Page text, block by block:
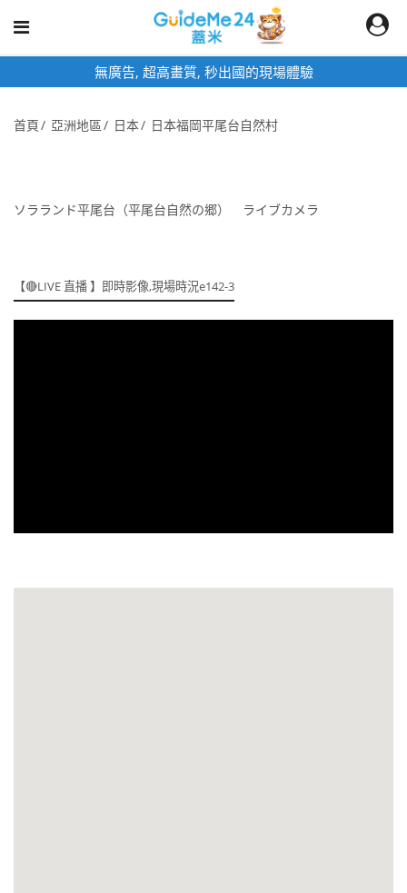
無廣告, 超高畫質, 秒出國的現場體驗
首頁 亞洲地區 日本 日本福岡平尾台自然村
ソラランド平尾台（平尾台自然の郷） ライブカメラ
【🔴LIVE 直播 】即時影像,現場時況e142-3